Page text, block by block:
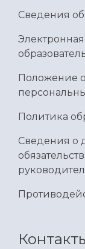
Сведения
Положение
Политика
Сведения о